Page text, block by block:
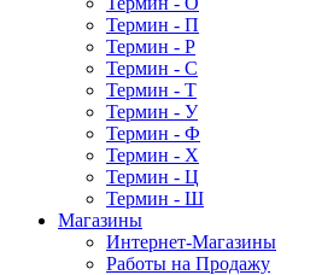
Термин - П
Термин - Р
Термин - С
Термин - Т
Термин - У
Термин - Ф
Термин - Х
Термин - Ц
Термин - Ш
Магазины
Интернет-Магазины
Работы на Продажу